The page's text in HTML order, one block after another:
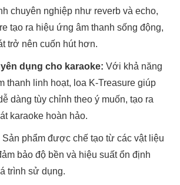
chuyên nghiệp như reverb và echo,
tạo ra hiệu ứng âm thanh sống động,
trở nên cuốn hút hơn.
dụng cho karaoke: Với khả năng
thanh linh hoạt, loa K-Treasure giúp
dàng tùy chỉnh theo ý muốn, tạo ra
karaoke hoàn hảo.
Sản phẩm được chế tạo từ các vật liệu
bảo độ bền và hiệu suất ổn định
trình sử dụng.